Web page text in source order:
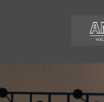
移
ン